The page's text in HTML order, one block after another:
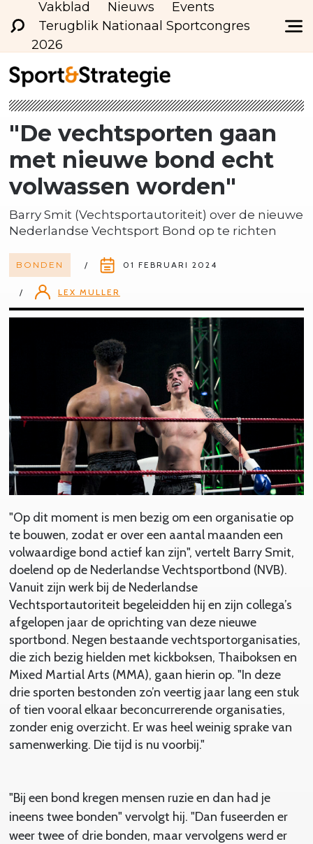
Vakblad Nieuws
Events
Terugblik Nationaal Sportcongres
2026
"De vechtsporten gaan
met nieuwe bond echt
volwassen worden"
Barry Smit (Vechtsportautoriteit) over de nieuwe
Nederlandse Vechtsport Bond op te richten
BONDEN 01 FEBRUARI 2024
LEX MULLER
"Op dit moment is men bezig om een organisatie op
te bouwen, zodat er over een aantal maanden een
volwaardige bond actief kan zijn", vertelt Barry Smit,
doelend op de Nederlandse Vechtsportbond (NVB).
Vanuit zijn werk bij de Nederlandse
Vechtsportautoriteit begeleidden hij en zijn collega’s
afgelopen jaar de oprichting van deze nieuwe
sportbond. Negen bestaande vechtsportorganisaties,
die zich bezig hielden met kickboksen, Thaiboksen en
Mixed Martial Arts (MMA), gaan hierin op. "In deze
drie sporten bestonden zo’n veertig jaar lang een stuk
of tien vooral elkaar beconcurrerende organisaties,
zonder enig overzicht. Er was heel weinig sprake van
samenwerking. Die tijd is nu voorbij."
"Bij een bond kregen mensen ruzie en dan had je
ineens twee bonden" vervolgt hij. "Dan fuseerden er
weer twee of drie bonden, maar vervolgens werd er